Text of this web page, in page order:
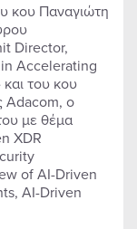
κου Παναγιώτη
Director,
Accelerating
του κου
Adacom, ο
με θέμα
XDR
of AI-Driven
AI-Driven